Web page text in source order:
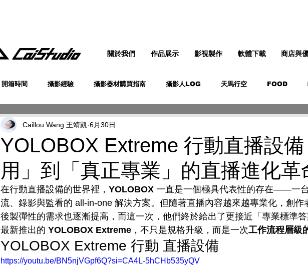
開箱時間 攝影經驗 攝影器材購買指南 攝影人LOG 天馬行空 FOOD
YOLOBOX Extreme 行動直播設
用」到「真正專業」的直播進化革
Caillou Wang 王靖凱 6月30日
在行動直播設備的世界裡， YOLOBOX 一直是一個極具代表性的存在——一
流、錄影與監看的 all-in-one 解決方案。但隨著直播內容越來越專業化，創作
後製彈性的需求也逐漸提高，而這一次，他們終於給出了更接近「專業標準答
最新推出的 YOLOBOX Extreme ，不只是規格升級，而是一次工作流程層級
YOLOBOX Extreme 行動 直播設備
https://youtu.be/BN5njVGpf6Q?si=CA4L-5hCHb535yQV
關於我們 作品展示 影視製作 軟體下載 商店與